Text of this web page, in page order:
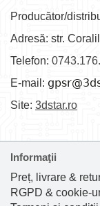
Producător/
Adresă: str.
Telefon:
E-mail:
Site: 3dstar.ro
Informaţii
Preț, livrare &
RGPD & cookie-